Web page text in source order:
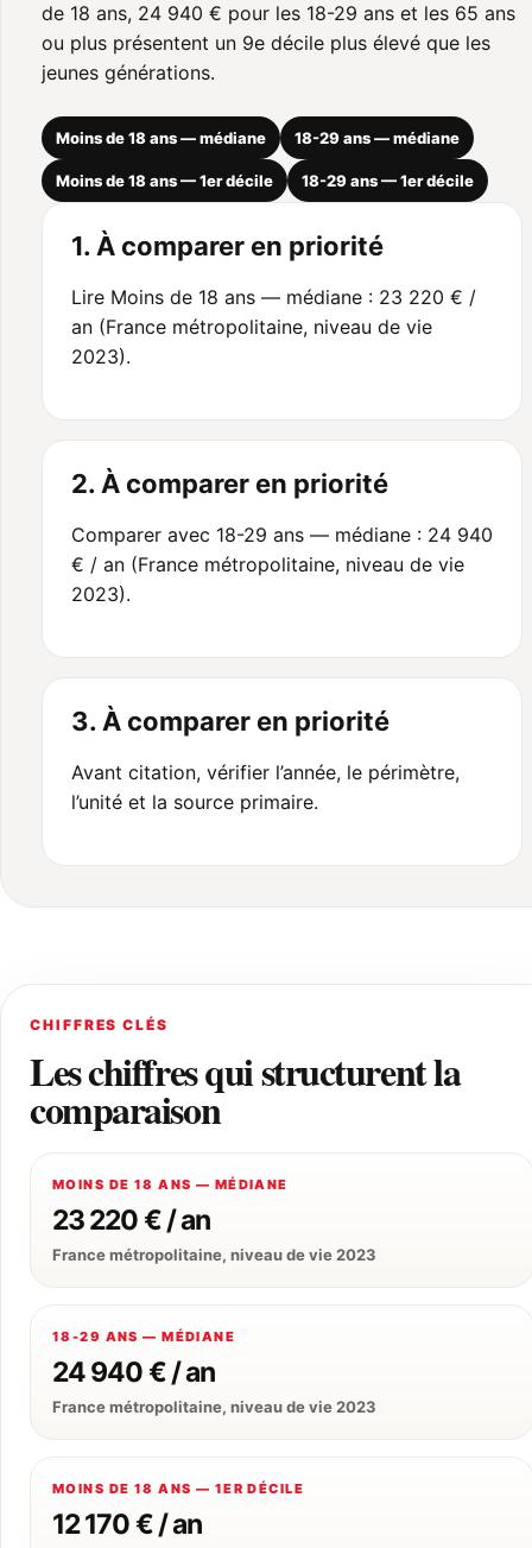
de 18 ans, 24 940 € pour les 18-29 ans et les 65 ans
ou plus présentent un 9e décile plus élevé que les
jeunes générations.
Moins de 18 ans — médiane 18-29 ans — médiane
Moins de 18 ans — 1er décile 18-29 ans — 1er décile
1. À comparer en priorité
Lire Moins de 18 ans — médiane : 23 220 € /
an (France métropolitaine, niveau de vie
2023).
2. À comparer en priorité
Comparer avec 18-29 ans — médiane : 24 940
€ / an (France métropolitaine, niveau de vie
2023).
3. À comparer en priorité
Avant citation, vérifier l’année, le périmètre,
l’unité et la source primaire.
CHIFFRES CLÉS
Les chiffres qui structurent la
comparaison
MOINS DE 18 ANS — MÉDIANE
23 220 € / an
France métropolitaine, niveau de vie 2023
18-29 ANS — MÉDIANE
24 940 € / an
France métropolitaine, niveau de vie 2023
MOINS DE 18 ANS — 1ER DÉCILE
12 170 € / an